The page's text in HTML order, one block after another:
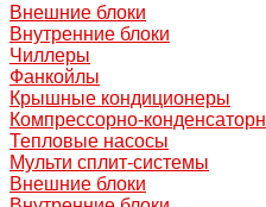
Внешние блоки
Внутренние блоки
Чиллеры
Фанкойлы
Крышные кондиционеры
Компрессорно-
Тепловые насосы
Мульти сплит-системы
Внешние блоки